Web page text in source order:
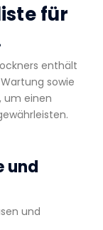
für
enthält
sowie
um einen
und
und